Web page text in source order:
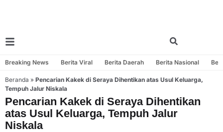
Breaking News Berita Viral Berita Daerah Berita Nasional
Beranda » Pencarian Kakek di Seraya Dihentikan atas Usul Keluarga,
Tempuh Jalur Niskala
Pencarian Kakek di Seraya Dihentikan
atas Usul Keluarga, Tempuh Jalur
Niskala